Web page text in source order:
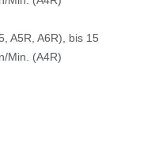
A5R, A6R), bis 15
Min. (A4R)